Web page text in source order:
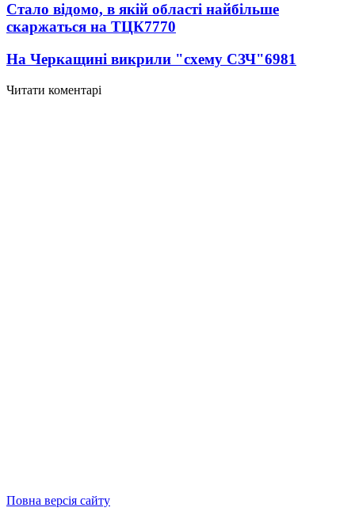
Стало відомо, в якій області найбільше
скаржаться на ТЦК7770
На Черкащині викрили "схему СЗЧ"6981
Читати коментарі
Повна версія сайту